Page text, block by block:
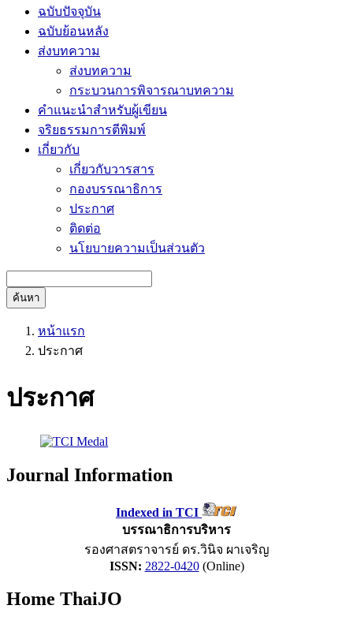
ฉบับปัจจุบัน
ฉบับย้อนหลัง
ส่งบทความ
ส่งบทความ
กระบวนการพิจารณาบทความ
คำแนะนำสำหรับผู้เขียน
จริยธรรมการตีพิมพ์
เกี่ยวกับ
เกี่ยวกับวารสาร
กองบรรณาธิการ
ประกาศ
ติดต่อ
นโยบายความเป็นส่วนตัว
ค้นหา
หน้าแรก
ประกาศ
ประกาศ
Journal Information
Indexed in TCI
บรรณาธิการบริหาร
รองศาสตราจารย์ ดร.วินิจ ผาเจริญ
ISSN: 2822-0420(Online)
Home ThaiJO